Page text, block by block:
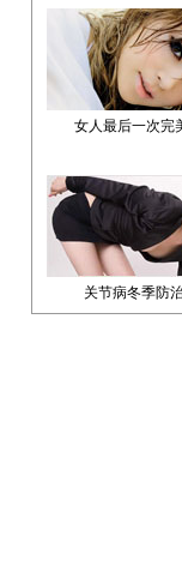
女人最后一次完
关节病冬季防